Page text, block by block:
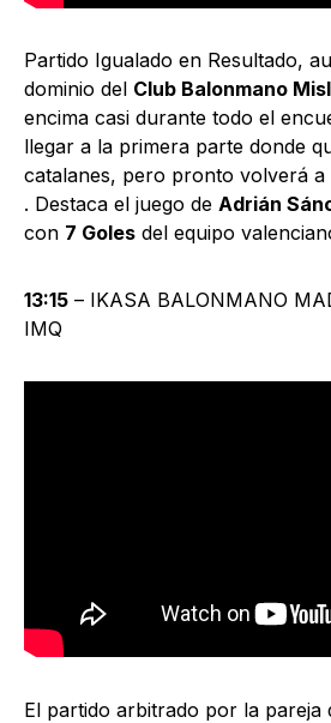
Partido Igualado en Resultado,
dominio del Club Balonmano
encima casi durante todo el
llegar a la primera parte donde
catalanes, pero pronto volverá a
. Destaca el juego de Adrián
con 7 Goles del equipo
13:15 – IKASA BALONMANO
IMQ
El partido arbitrado por la pareja